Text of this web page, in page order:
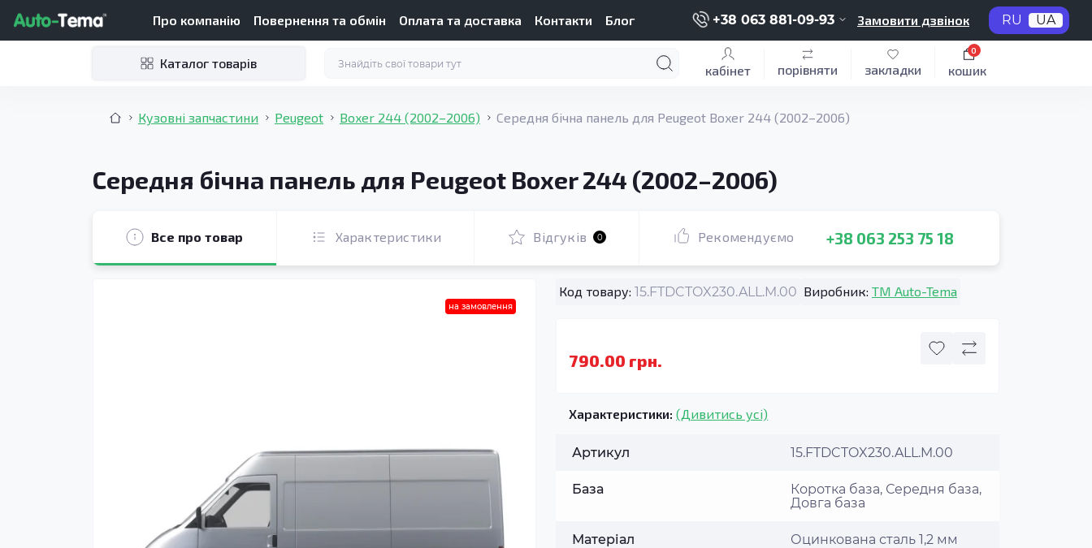
Про компанію Повернення та обмін Оплата та доставка Контакти Блог +38 063 881-09-93 Замовити дзвінок RU UA
Каталог товарів кабінет порівняти закладки кошик
0
Кузовні запчастини Peugeot Boxer 244 (2002–2006) Середня бічна панель для Peugeot Boxer 244 (2002–2006)
Середня бічна панель для Peugeot Boxer 244 (2002–2006)
Все про товар Характеристики Відгуків 0 Рекомендуємо +38 063 253 75 18
на замовлення
Код товару: 15.FTDCTOX230.ALL.M.00 Виробник: TM Auto-Tema
790.00 грн.
Характеристики: (Дивитись усі)
Артикул 15.FTDCTOX230.ALL.M.00
База
Коротка база, Середня база,
Довга база
Матеріал Оцинкована сталь 1,2 мм